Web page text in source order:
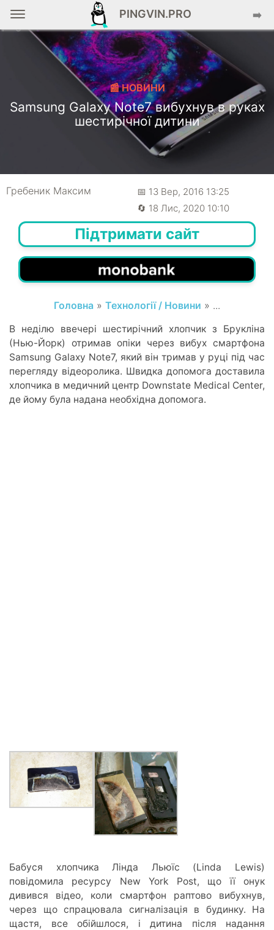
PINGVIN.PRO ➡️
📰 НОВИНИ
Samsung Galaxy Note7 вибухнув в руках
шестирічної дитини
Гребеник Максим
📅 13 Вер, 2016 13:25
🔄 18 Лис, 2020 10:10
Підтримати сайт
Головна » Технології / Новини » ...
В неділю ввечері шестирічний хлопчик з Брукліна
(Нью-Йорк) отримав опіки через вибух смартфона
Samsung Galaxy Note7, який він тримав у руці під час
перегляду відеоролика. Швидка допомога доставила
хлопчика в медичний центр Downstate Medical Center,
де йому була надана необхідна допомога.
Бабуся хлопчика Лінда Льюїс (Linda Lewis)
повідомила ресурсу New York Post, що її онук
дивився відео, коли смартфон раптово вибухнув,
через що спрацювала сигналізація в будинку. На
щастя, все обійшлося, і дитина після надання